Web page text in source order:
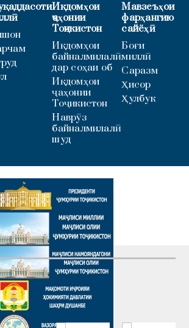
Иқдомҳои
ҷаҳонии
Тоҷикистон
Иқдомҳои
байналмилалӣ
дар соҳаи об
Иқдомҳои
ҷаҳонии
Тоҷикистон
Наврӯз
байналмилалӣ
шуд
Мавзеъҳои
фарҳангию
сайёҳӣ
Боғи
миллӣ
Саразм
Ҳисор
Ҳулбук